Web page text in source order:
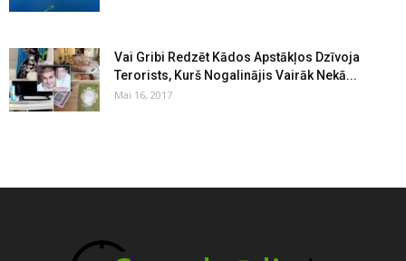
Vai Gribi Redzēt Kādos Apstākļos Dzīvoja
Terorists, Kurš Nogalinājis Vairāk Nekā...
Mai 16, 2017